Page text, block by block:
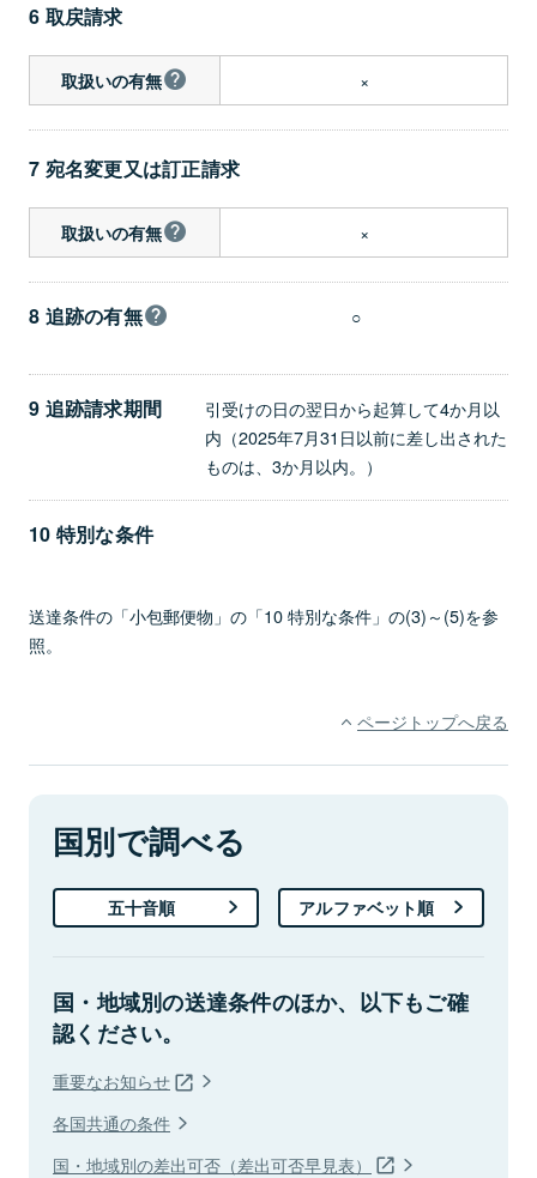
6 取戻請求
取扱いの有無 ×
7 宛名変更又は訂正請求
取扱いの有無 ×
8 追跡の有無 ○
9 追跡請求期間
引受けの日の翌日から起算して4か月以
内（2025年7月31日以前に差し出された
ものは、3か月以内。）
10 特別な条件
送達条件の「小包郵便物」の「10 特別な条件」の(3)～(5)を参
照。
ページトップへ戻る
国別で調べる
五十音順 アルファベット順
国・地域別の送達条件のほか、以下もご確
認ください。
重要なお知らせ
各国共通の条件
国・地域別の差出可否（差出可否早見表）